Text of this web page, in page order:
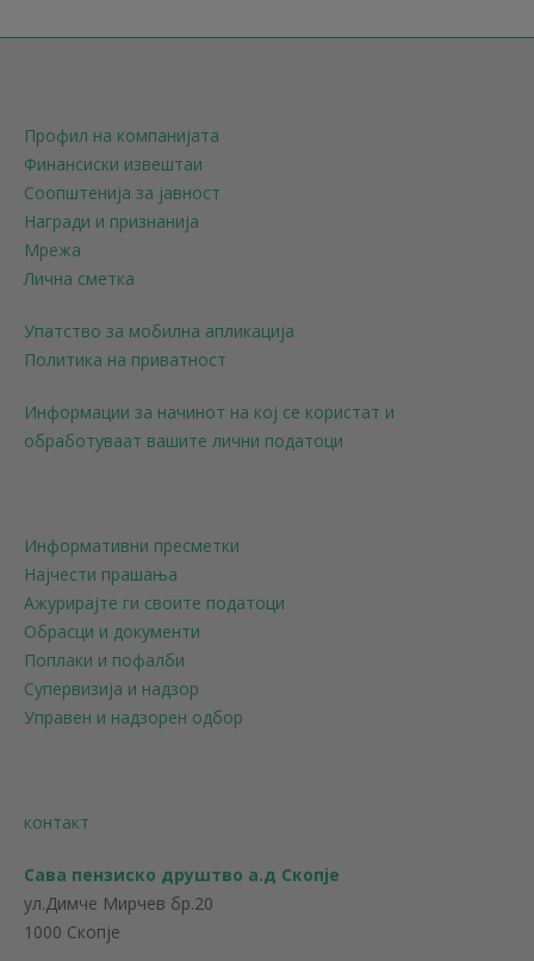
Профил на компанијата
Финансиски извештаи
Соопштенија за јавност
Награди и признанија
Мрежа
Лична сметка
Упатство за мобилна апликација
Политика на приватност
Информации за начинот на кој се користат и
обработуваат вашите лични податоци
Информативни пресметки
Најчести прашања
Ажурирајте ги своите податоци
Обрасци и документи
Поплаки и пофалби
Супервизија и надзор
Управен и надзорен одбор
контакт
Сава пензиско друштво а.д Скопје
ул.Димче Мирчев бр.20
1000 Скопје